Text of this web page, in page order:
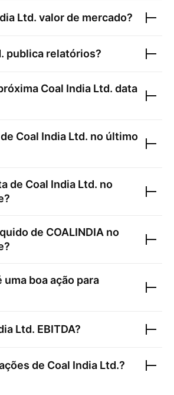
Ltd. valor de mercado?
publica relatórios?
Coal India Ltd. data
Coal India Ltd. no último
de Coal India Ltd. no
de COALINDIA no
uma boa ação para
Ltd. EBITDA?
de Coal India Ltd.?